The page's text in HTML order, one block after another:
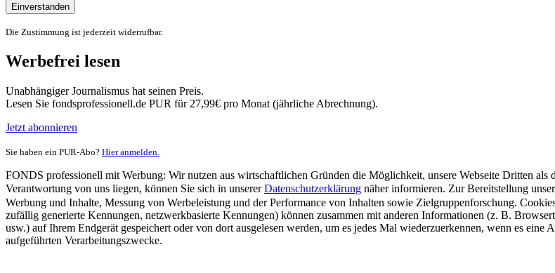
Einverstanden
Die Zustimmung ist jederzeit widerrufbar.
Werbefrei lesen
Unabhängiger Journalismus hat seinen Preis.
Lesen Sie fondsprofessionell.de PUR für 27,99€ pro Monat (jährliche Abrechnung).
Jetzt abonnieren
Sie haben ein PUR-Abo? Hier anmelden.
FONDS professionell mit Werbung: Wir nutzen aus wirtschaftlichen Gründen die Möglichkeit, unsere Webseite Dritten
Verantwortung von uns liegen, können Sie sich in unsererDatenschutzerklärung näher informieren. Zur Bereitstellung
Werbung und Inhalte, Messung von Werbeleistung und der Performance von Inhalten sowie Zielgruppenforschung.
zufällig generierte Kennungen, netzwerkbasierte Kennungen) können zusammen mit anderen Informationen (z. B.
usw.) auf Ihrem Endgerät gespeichert oder von dort ausgelesen werden, um es jedes Mal wiederzuerkennen, wenn es
aufgeführten Verarbeitungszwecke.